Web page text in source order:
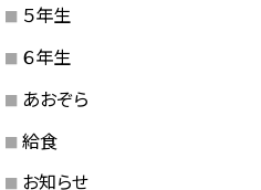
５年生
６年生
あおぞら
給食
お知らせ